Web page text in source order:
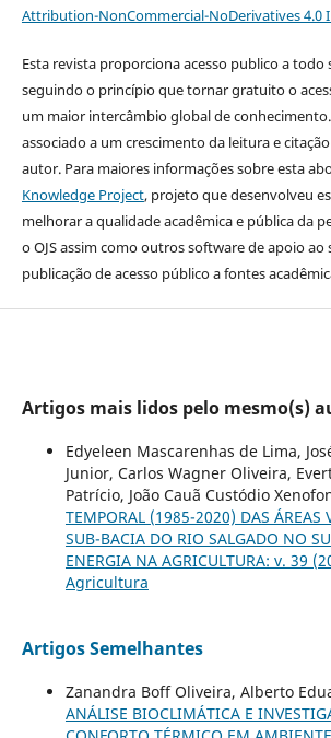
Attribution-NonCommercial-NoDerivatives 4.0
Esta revista proporciona acesso publico a todo
seguindo o princípio que tornar gratuito o
um maior intercâmbio global de conhecimento.
associado a um crescimento da leitura e
autor. Para maiores informações sobre esta
Knowledge Project, projeto que desenvolveu
melhorar a qualidade acadêmica e pública da
o OJS assim como outros software de apoio ao
publicação de acesso público a fontes
Artigos mais lidos pelo mesmo(s)
Edyeleen Mascarenhas de Lima,
Junior, Carlos Wagner Oliveira,
Patrício, João Cauã Custódio
TEMPORAL (1985-2020) DAS ÁREAS
SUB-BACIA DO RIO SALGADO NO
ENERGIA NA AGRICULTURA: v. 39
Agricultura
Artigos Semelhantes
Zanandra Boff Oliveira, Alberto
ANÁLISE BIOCLIMÁTICA E